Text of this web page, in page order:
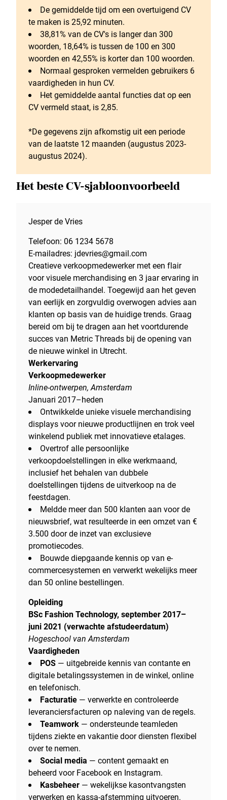
De gemiddelde tijd om een overtuigend CV
te maken is 25,92 minuten.
38,81% van de CV's is langer dan 300
woorden, 18,64% is tussen de 100 en 300
woorden en 42,55% is korter dan 100 woorden.
Normaal gesproken vermelden gebruikers 6
vaardigheden in hun CV.
Het gemiddelde aantal functies dat op een
CV vermeld staat, is 2,85.
*De gegevens zijn afkomstig uit een periode
van de laatste 12 maanden (augustus 2023-
augustus 2024).
Het beste CV-sjabloonvoorbeeld
Jesper de Vries
Telefoon: 06 1234 5678
E-mailadres: jdevries@gmail.com
Creatieve verkoopmedewerker met een flair
voor visuele merchandising en 3 jaar ervaring in
de modedetailhandel. Toegewijd aan het geven
van eerlijk en zorgvuldig overwogen advies aan
klanten op basis van de huidige trends. Graag
bereid om bij te dragen aan het voortdurende
succes van Metric Threads bij de opening van
de nieuwe winkel in Utrecht.
Werkervaring
Verkoopmedewerker
Inline-ontwerpen, Amsterdam
Januari 2017–heden
Ontwikkelde unieke visuele merchandising
displays voor nieuwe productlijnen en trok veel
winkelend publiek met innovatieve etalages.
Overtrof alle persoonlijke
verkoopdoelstellingen in elke werkmaand,
inclusief het behalen van dubbele
doelstellingen tijdens de uitverkoop na de
feestdagen.
Meldde meer dan 500 klanten aan voor de
nieuwsbrief, wat resulteerde in een omzet van €
3.500 door de inzet van exclusieve
promotiecodes.
Bouwde diepgaande kennis op van e-
commercesystemen en verwerkt wekelijks meer
dan 50 online bestellingen.
Opleiding
BSc Fashion Technology, september 2017–
juni 2021 (verwachte afstudeerdatum)
Hogeschool van Amsterdam
Vaardigheden
POS — uitgebreide kennis van contante en
digitale betalingssystemen in de winkel, online
en telefonisch.
Facturatie — verwerkte en controleerde
leveranciersfacturen op naleving van de regels.
Teamwork — ondersteunde teamleden
tijdens ziekte en vakantie door diensten flexibel
over te nemen.
Social media — content gemaakt en
beheerd voor Facebook en Instagram.
Kasbeheer — wekelijkse kasontvangsten
verwerken en kassa-afstemming uitvoeren.